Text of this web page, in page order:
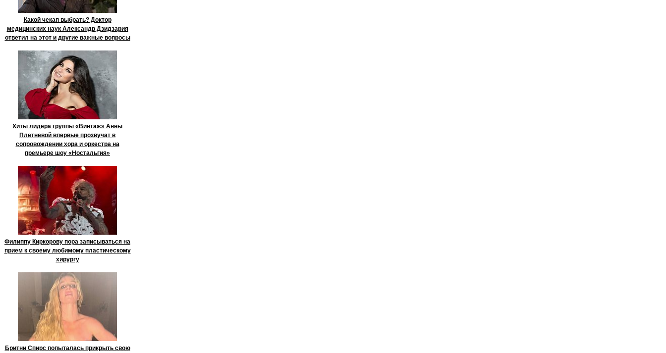
Какой чекап выбрать? Доктор
медицинских наук Александр Дзидзария
ответил на этот и другие важные вопросы
Хиты лидера группы «Винтаж» Анны
Плетневой впервые прозвучат в
сопровождении хора и оркестра на
премьере шоу «Ностальгия»
Филиппу Киркорову пора записываться на
прием к своему любимому пластическому
хирургу
Бритни Спирс попыталась прикрыть свою